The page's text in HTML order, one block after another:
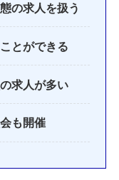
の求人を扱う
とができる
求人が多い
も開催